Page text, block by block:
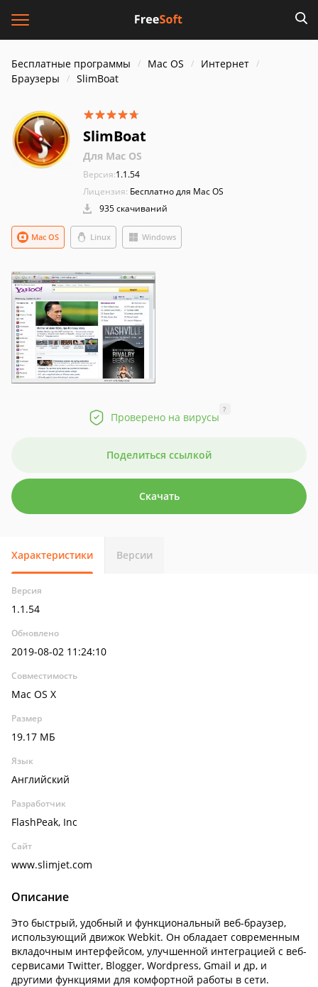
Бесплатные программы Mac OS
Интернет
Браузеры
SlimBoat
SlimBoat
Для Mac OS
Версия:1.1.54
Лицензия: Бесплатно для Mac OS
935 скачиваний
Mac OS Linux Windows
Проверено на вирусы
?
Поделиться ссылкой
Скачать
Характеристики Версии
Версия
1.1.54
Обновлено
2019-08-02 11:24:10
Совместимость
Mac OS X
Размер
19.17 МБ
Язык
Английский
Разработчик
FlashPeak, Inc
Сайт
www.slimjet.com
Описание
Это быстрый, удобный и функциональный веб-браузер,
использующий движок Webkit. Он обладает современным
вкладочным интерфейсом, улучшенной интеграцией с веб-
сервисами Twitter, Blogger, Wordpress, Gmail и др, и
другими функциями для комфортной работы в сети.